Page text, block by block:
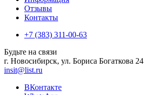
Отзывы
Контакты
+7 (383) 311-00-63
Будьте на связи
г. Новосибирск, ул. Бориса Богаткова 24
insit@list.ru
ВКонтакте